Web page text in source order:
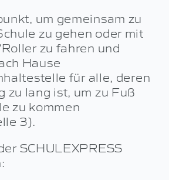
um gemeinsam zu
zu gehen oder mit
zu fahren und
Hause
für alle, deren
zu lang ist, um zu Fuß
zu kommen
3).
SCHULEXPRESS